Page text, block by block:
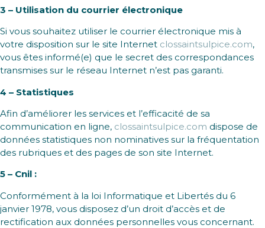
3 – Utilisation du courrier électronique
Si vous souhaitez utiliser le courrier électronique mis à
votre disposition sur le site Internet clossaintsulpice.com,
vous êtes informé(e) que le secret des correspondances
transmises sur le réseau Internet n’est pas garanti.
4 – Statistiques
Afin d’améliorer les services et l’efficacité de sa
communication en ligne, clossaintsulpice.com dispose de
données statistiques non nominatives sur la fréquentation
des rubriques et des pages de son site Internet.
5 – Cnil :
Conformément à la loi Informatique et Libertés du 6
janvier 1978, vous disposez d’un droit d’accès et de
rectification aux données personnelles vous concernant.